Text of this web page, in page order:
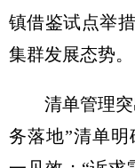
镇借鉴试点举
集群发展态势。
清单管理
务落地”清单明